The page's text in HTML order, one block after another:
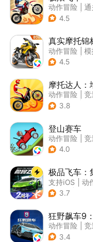
动作冒险
通
| 摩托车
4.5
真实摩托锦
动作冒险
| 摩托车
4.5
摩托达人：
动作冒险
竞
| 摩托车
3.8
登山赛车
动作冒险 竞
| 卡通
4.0
极品飞车：
支持iOS
动
| 竞速
3.7
动作冒险 竞
| 狂野飙车
3.4